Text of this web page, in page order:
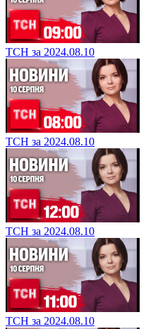
ТСН за 2024.08.10
ТСН за 2024.08.10
ТСН за 2024.08.10
ТСН за 2024.08.10